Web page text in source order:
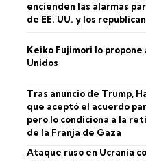
encienden las alarmas
de EE. UU. y los
Keiko Fujimori lo propone
Unidos
Tras anuncio de Trump,
que aceptó el acuerdo
pero lo condiciona a la
de la Franja de Gaza
Ataque ruso en Ucrania